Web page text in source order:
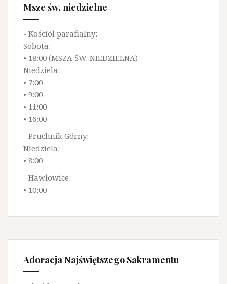
Msze św. niedzielne
- Kościół parafialny:
Sobota:
• 18:00 (MSZA ŚW. NIEDZIELNA)
Niedziela:
• 7:00
• 9:00
• 11:00
• 16:00
- Pruchnik Górny:
Niedziela:
• 8:00
- Hawłowice:
• 10:00
Adoracja Najświętszego Sakramentu